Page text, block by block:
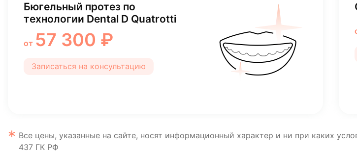
Бюгельный протез по
технологии Dental D Quatrotti
от 57 300 ₽
Записаться на консультацию
Все цены, указанные на сайте, носят информационный характер и ни при каких
437 ГК РФ